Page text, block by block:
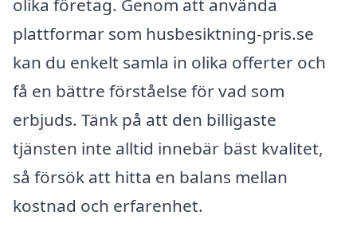
plattformar som husbesiktning-pris.se
kan du enkelt samla in olika offerter och
få en bättre förståelse för vad som
erbjuds. Tänk på att den billigaste
tjänsten inte alltid innebär bäst kvalitet,
så försök att hitta en balans mellan
kostnad och erfarenhet.